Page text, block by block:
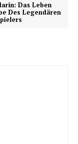
Das Leben
Des Legendären